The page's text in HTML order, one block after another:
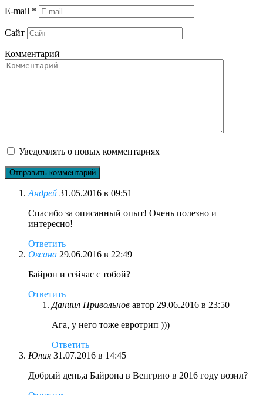
E-mail *
Сайт
Комментарий
Уведомлять о новых комментариях
Андрей 31.05.2016 в 09:51
Спасибо за описанный опыт! Очень полезно и
интересно!
Ответить
Оксана 29.06.2016 в 22:49
Байрон и сейчас с тобой?
Ответить
Даниил Привольнов автор 29.06.2016 в 23:50
Ага, у него тоже евротрип )))
Ответить
Юлия 31.07.2016 в 14:45
Добрый день,а Байрона в Венгрию в 2016 году возил?